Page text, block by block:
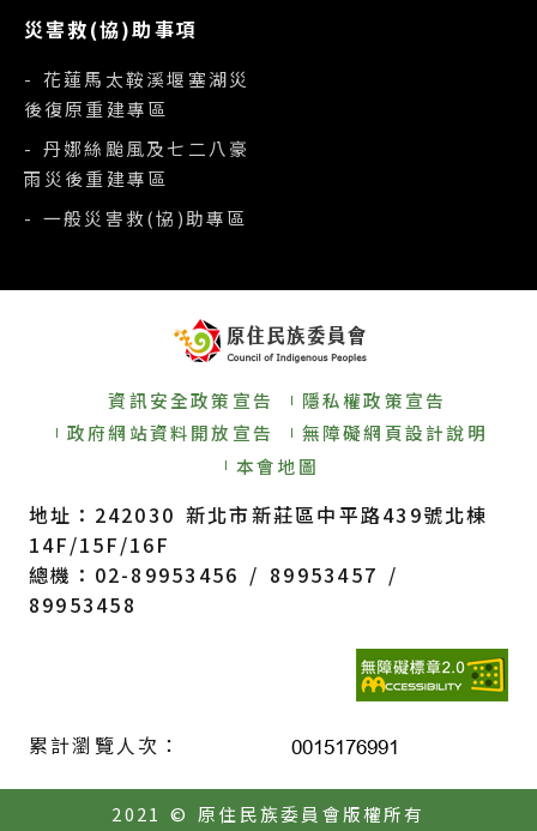
災害救(協)助事項
- 花蓮馬太鞍溪堰塞湖災
後復原重建專區
- 丹娜絲颱風及七二八豪
雨災後重建專區
- 一般災害救(協)助專區
資訊安全政策宣告
隱私權政策宣告
政府網站資料開放宣告
無障礙網頁設計說明
本會地圖
地址：242030 新北市新莊區中平路439號北棟
14F/15F/16F
總機：02-89953456 / 89953457 /
89953458
累計瀏覽人次：
2021 © 原住民族委員會版權所有